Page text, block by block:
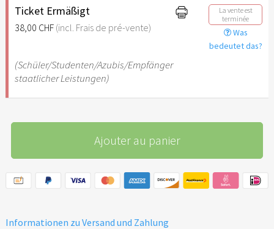
Ticket Ermäßigt
38,00 CHF (incl. Frais de pré-vente)
La vente est
terminée
Was
bedeutet das?
(Schüler/Studenten/Azubis/Empfänger
staatlicher Leistungen)
Ajouter au panier
Informationen zu Versand und Zahlung